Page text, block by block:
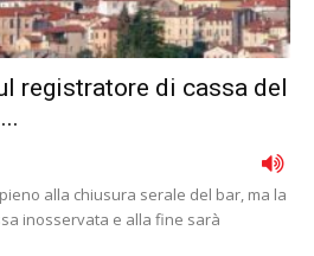
registratore di cassa del
alla chiusura serale del bar, ma la
inosservata e alla fine sarà